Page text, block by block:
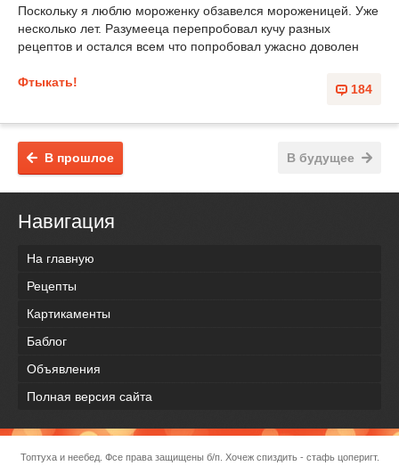
Поскольку я люблю мороженку обзавелся мороженицей. Уже
несколько лет. Разумееца перепробовал кучу разных
рецептов и остался всем что попробовал ужасно доволен
184
Фтыкать!
В будущее
В прошлое
Навигация
На главную
Рецепты
Картикаменты
Баблог
Объявления
Полная версия сайта
Топтуха и неебед. Фсе права защищены б/п. Хочеж спиздить - стафь цоперигт.